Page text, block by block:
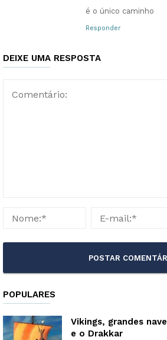
é o único caminho
Responder
DEIXE UMA RESPOSTA
POPULARES
Vikings, grandes
e o Drakkar